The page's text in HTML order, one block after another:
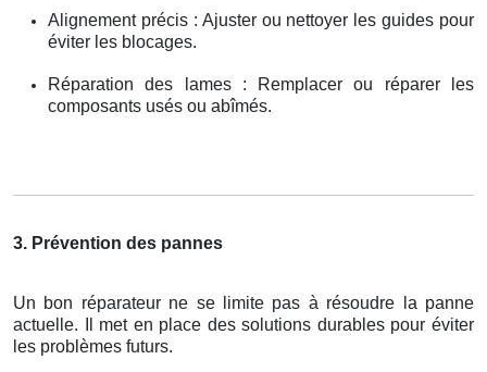
Alignement précis : Ajuster ou nettoyer les guides pour
éviter les blocages.
Réparation des lames : Remplacer ou réparer les
composants usés ou abîmés.
3. Prévention des pannes
Un bon réparateur ne se limite pas à résoudre la panne
actuelle. Il met en place des solutions durables pour éviter
les problèmes futurs.